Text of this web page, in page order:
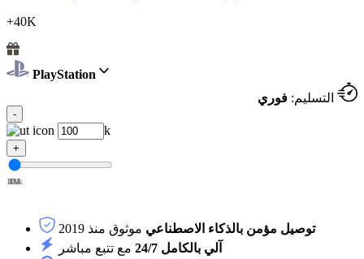
+40K
PlayStation
التسليم: فوري
-
k
+
100k
1M
2M
3M
4M
5M
توصيل مؤمن بالذكاء الاصطناعي موثوق منذ 2019
آلي بالكامل 24/7
مع تتبع مباشر